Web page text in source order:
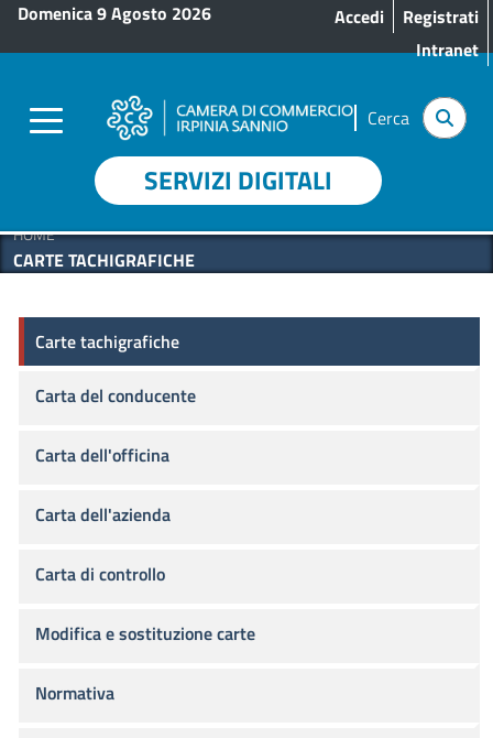
Salta al contenuto principale
Domenica 9 Agosto 2026 Menu profilo utente
Accedi
Registrati
Intranet
Cerca
SERVIZI DIGITALI
HOME
CARTE TACHIGRAFICHE
Carte tachigrafiche
Carte tachigrafiche
Carta del conducente
Carta dell'officina
Carta dell'azienda
Carta di controllo
Modifica e sostituzione carte
Normativa